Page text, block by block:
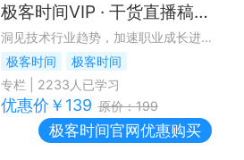
极客时间VIP · 干货直播稿精选
洞见技术行业趋势，加速职业成长进程
极客时间
极客时间
专栏
2233 人已学习
优惠价￥ 139 原价：199
极客时间官网优惠购买